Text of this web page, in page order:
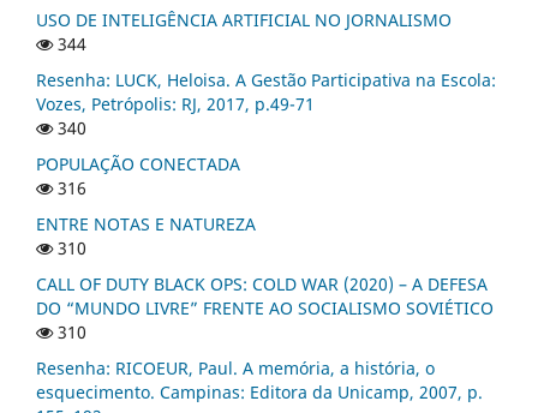
USO DE INTELIGÊNCIA ARTIFICIAL NO JORNALISMO
344
Resenha: LUCK, Heloisa. A Gestão Participativa na Escola:
Vozes, Petrópolis: RJ, 2017, p.49-71
340
POPULAÇÃO CONECTADA
316
ENTRE NOTAS E NATUREZA
310
CALL OF DUTY BLACK OPS: COLD WAR (2020) – A DEFESA
DO “MUNDO LIVRE” FRENTE AO SOCIALISMO SOVIÉTICO
310
Resenha: RICOEUR, Paul. A memória, a história, o
esquecimento. Campinas: Editora da Unicamp, 2007, p.